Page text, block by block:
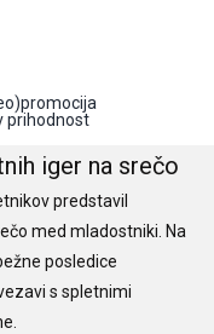
prihodnost
iger na srečo
predstavil
med mladostniki. Na
posledice
s spletnimi